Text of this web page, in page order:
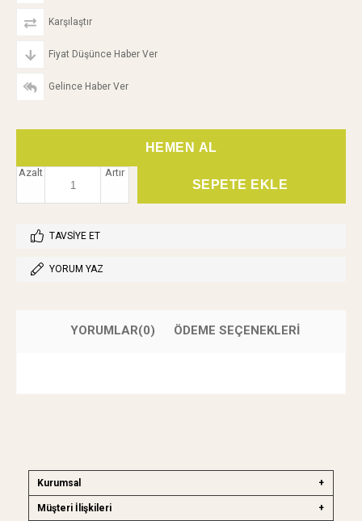
Karşılaştır
Fiyat Düşünce Haber Ver
Gelince Haber Ver
Artır
Azalt
TAVSIYE ET
YORUM YAZ
YORUMLAR(0) ÖDEME SEÇENEKLERI
Kurumsal
Müşteri İlişkileri